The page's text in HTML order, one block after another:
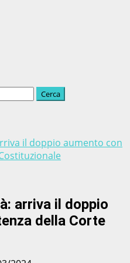
il doppio aumento con
arriva il doppio
della Corte